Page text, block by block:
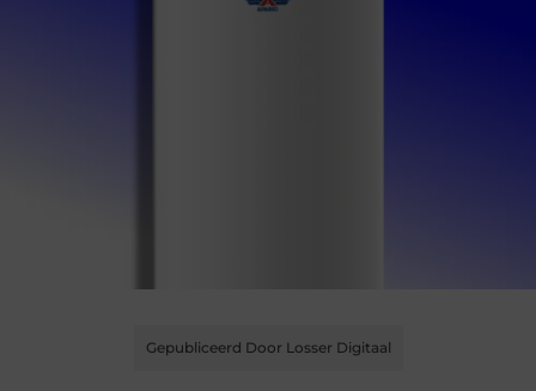
Gepubliceerd Door Losser Digitaal